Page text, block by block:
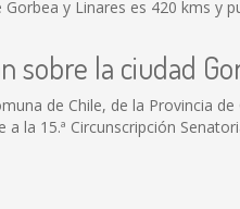
y Linares es 420 kms y
sobre la ciudad
de Chile, de la Provincia
a la 15.ª Circunscripción